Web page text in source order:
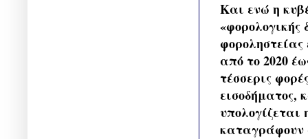
Και ενώ η
«φορολογικής
φοροληστείας
από το 2020
τέσσερις
εισοδήματος,
καταγράφουν